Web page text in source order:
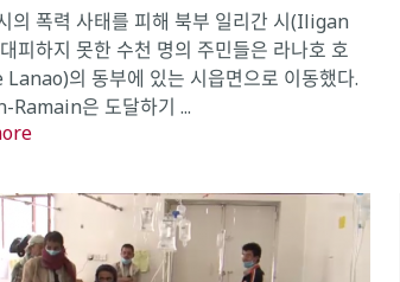
의 폭력 사태를 피해 북부 일리간 시(Iligan
피하지 못한 수천 명의 주민들은 라나호 호
의 동부에 있는 시읍면으로 이동했다.
Ramain은 도달하기 ...